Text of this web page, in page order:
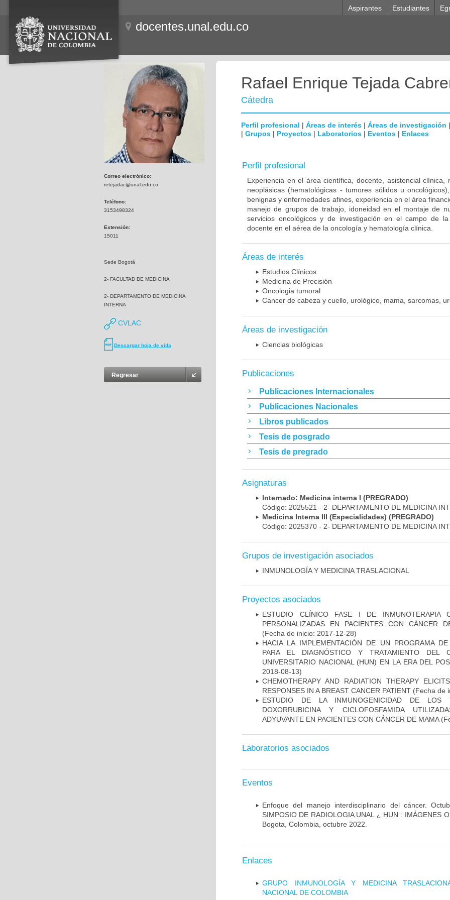
Aspirantes Estudiantes
docentes.unal.edu.co
Correo electrónico:
retejadac@unal.edu.co
Teléfono:
3153498324
Extensión:
15011
Sede Bogotá
2- FACULTAD DE MEDICINA
2- DEPARTAMENTO DE MEDICINA
INTERNA
CVLAC
Descargar hoja de vida
Regresar
Rafael Enrique Tejada
Cátedra
Perfil profesional | Áreas de interés | Áreas de investigación |
| Grupos | Proyectos | Laboratorios | Eventos | Enlaces
Perfil profesional
Experiencia en el área científica, docente, asistencial clínica,
neoplásicas (hematológicas - tumores sólidos u
benignas y enfermedades afines, experiencia en el área
manejo de grupos de trabajo, idoneidad en el montaje de
servicios oncológicos y de investigación en el campo de
docente en el aérea de la oncología y hematología clínica.
Áreas de interés
Estudios Clínicos
Medicina de Precisión
Oncologia tumoral
Cancer de cabeza y cuello, urológico, mama, sarcomas,
Áreas de investigación
Ciencias biológicas
Publicaciones
Publicaciones Internacionales
Publicaciones Nacionales
Libros publicados
Tesis de posgrado
Tesis de pregrado
Asignaturas
Internado: Medicina interna I (PREGRADO)
Código: 2025521 - 2- DEPARTAMENTO DE MEDICINA
Medicina Interna III (Especialidades) (PREGRADO)
Código: 2025370 - 2- DEPARTAMENTO DE MEDICINA
Grupos de investigación asociados
INMUNOLOGÍA Y MEDICINA TRASLACIONAL
Proyectos asociados
ESTUDIO CLÍNICO FASE I DE INMUNOTERAPIA
PERSONALIZADAS EN PACIENTES CON CÁNCER
(Fecha de inicio: 2017-12-28)
HACIA LA IMPLEMENTACIÓN DE UN PROGRAMA
PARA EL DIAGNÓSTICO Y TRATAMIENTO DEL
UNIVERSITARIO NACIONAL (HUN) EN LA ERA DEL
2018-08-13)
CHEMOTHERAPY AND RADIATION THERAPY
RESPONSES IN A BREAST CANCER PATIENT (Fecha de
ESTUDIO DE LA INMUNOGENICIDAD DE LOS
DOXORRUBICINA Y CICLOFOSFAMIDA
ADYUVANTE EN PACIENTES CON CÁNCER DE MAMA
Laboratorios asociados
Eventos
Enfoque del manejo interdisciplinario del cáncer.
SIMPOSIO DE RADIOLOGIA UNAL ¿ HUN : IMÁGENES
Bogota, Colombia, octubre 2022.
Enlaces
GRUPO INMUNOLOGÍA Y MEDICINA
NACIONAL DE COLOMBIA